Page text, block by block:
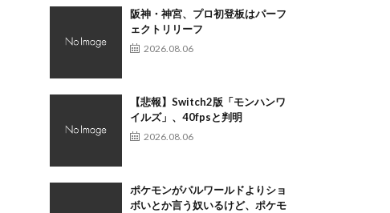
阪神・神宮、プロ初登板はパーフ
ェクトリリーフ
2026.08.06
【悲報】Switch2版「モンハンワ
イルズ」、40fpsと判明
2026.08.06
ポケモンがパルワールドよりショ
ボいとか言う奴いるけど、ポケモ